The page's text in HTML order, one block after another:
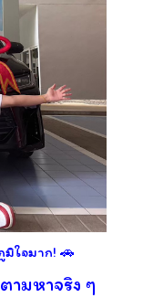
ใจมาก! 🚗
ามหาจริง ๆ